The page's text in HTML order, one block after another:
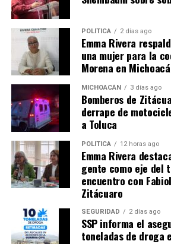
Relacionado
Univim entrega sus primeros
doctorados Honoris Causa
28 mayo, 2016
En "Michoacán"
SEP para
educación
Michoacán
22 mayo,
POLÍTICA 2 días ago
Emma Rivera
una mujer para la
Morena en
MICHOACÁN 3 días ago
Bomberos de
derrape de
a Toluca
POLÍTICA 12 horas ago
Emma Rivera
gente como eje del
encuentro con
Zitácuaro
SEGURIDAD 2 días ago
SSP informa el
toneladas de droga